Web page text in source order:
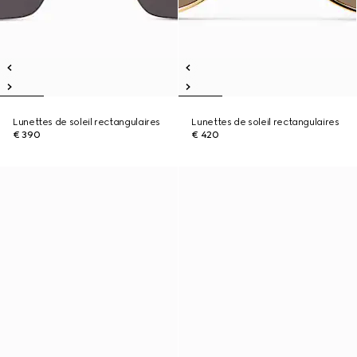
Lunettes de soleil rectangulaires
€ 390
Lunettes de soleil rectangulaires
€ 420